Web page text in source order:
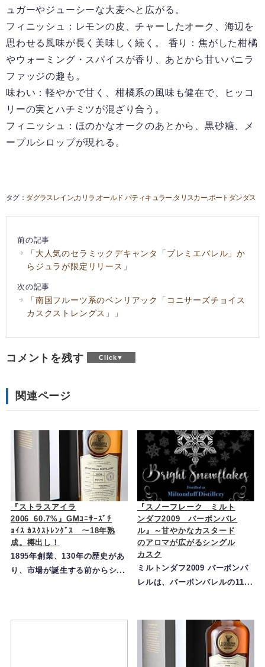
ュガーやジューシーな大麦へと広がる。
フィニッシュ：レモンの皮、チャーしたオーク、海辺を
思わせる風味が長く美味しく続く。 香り：焦がした柑橘
やウォーミング・スパイスが香り、あとから甘いバニラ
ファッジの趣も。
味わい：軽やかで甘く、柑橘系の風味も健在で、ヒッコ
リーの実とハチミツが混ざり合う。
フィニッシュ：ほのかなオークのあとから、黒砂糖、メ
ープルシロップが現れる。
ダグラスレインカリラ オールド パティキュラー タリスカーポートダンダス
前の記事
「大人気のセラミックデキャンタ「プレミエバレル」か
らジュラが限定リリース」
次の記事
「南国フルーツ系のベンリアック「コニサーズチョイス
カスクストレングス」」
コメントを残す
関連ページ
『ストラスアイラ
2006_60.7%』GMｺﾆｻｰｽﾞﾁ
ｮｲｽ ｶｽｸｽﾄﾚﾝｸﾞｽ ～18年熟
成。樽出し！
1895年創業、130年の歴史があ
り、市場が誕生する前からシ...
『スノーフレーク ミルト
ンダフ2009 バーボンバレ
ル』～甘やかなカスタード
のアロマが広がるシングル
カスク
ミルトンダフ2009 バーボンバ
レルは、バーボンバレルの11...